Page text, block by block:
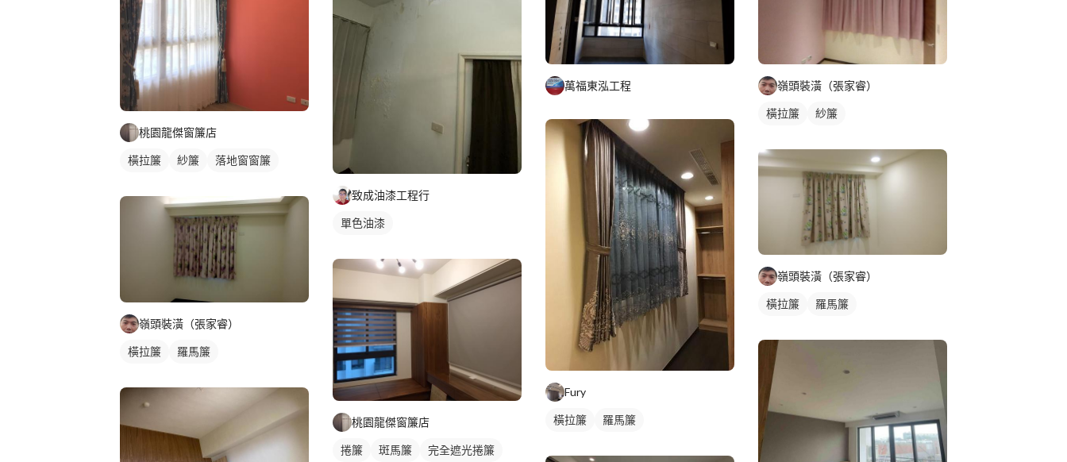
桃園龍傑窗簾店
橫拉簾 紗簾 落地窗窗簾
嶺頭裝潢（張家睿）
橫拉簾 羅馬簾
致成油漆工程行
單色油漆
桃園龍傑窗簾店
捲簾 斑馬簾 完全遮光捲簾
萬福東泓工程
Fury
橫拉簾 羅馬簾
嶺頭裝潢（張家睿）
橫拉簾 紗簾
嶺頭裝潢（張家睿）
橫拉簾 羅馬簾